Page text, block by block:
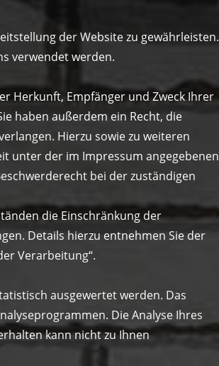
der Website zu gewährleisten.
verwendet werden.
Herkunft, Empfänger und Zweck Ihrer
haben außerdem ein Recht, die
Hierzu sowie zu weiteren
unter der im Impressum angegebenen
bei der zuständigen
die Einschränkung der
Details hierzu entnehmen Sie der
Verarbeitung“.
ausgewertet werden. Das
Die Analyse Ihres
kann nicht zu Ihnen